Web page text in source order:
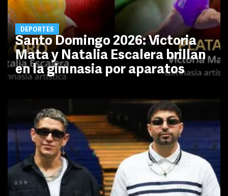
DEPORTES
Santo Domingo 2026: Victoria
Mata y Natalia Escalera brillan
en la gimnasia por aparatos